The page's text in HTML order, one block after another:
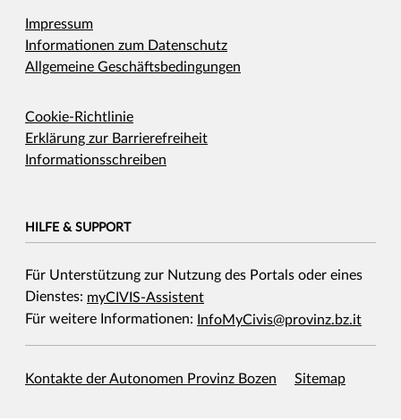
Impressum
Informationen zum Datenschutz
Allgemeine Geschäftsbedingungen
Cookie-Richtlinie
Erklärung zur Barrierefreiheit
Informationsschreiben
HILFE & SUPPORT
Für Unterstützung zur Nutzung des Portals oder eines
Dienstes: myCIVIS-Assistent
Für weitere Informationen:
InfoMyCivis@provinz.bz.it
Kontakte der Autonomen Provinz Bozen Sitemap